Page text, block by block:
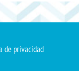
de privacidad